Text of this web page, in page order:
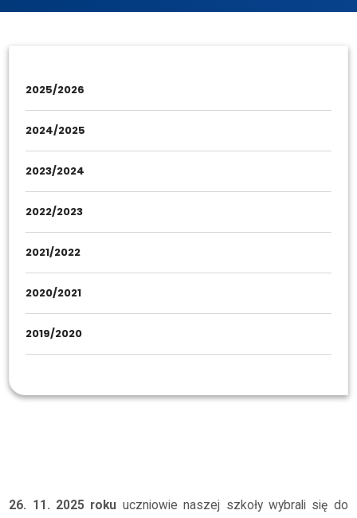
2025/2026
2024/2025
2023/2024
2022/2023
2021/2022
2020/2021
2019/2020
26. 11. 2025 roku uczniowie naszej szkoły wybrali się do